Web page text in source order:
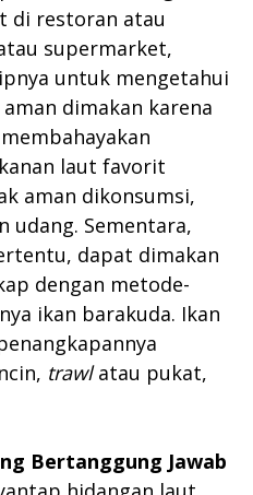
di restoran atau
supermarket,
untuk mengetahui
dimakan karena
laut favorit
aman dikonsumsi,
udang. Sementara,
dapat dimakan
dengan metode-
ikan barakuda. Ikan
trawlatau pukat,
Bertanggung Jawab